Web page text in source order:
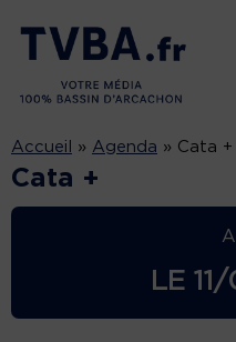
Accueil » Agenda » Cata +
Cata +
LE